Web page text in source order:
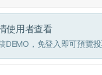
使用者查看
DEMO ，免登入即可預覽